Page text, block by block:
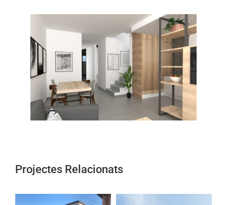
Projectes Relacionats